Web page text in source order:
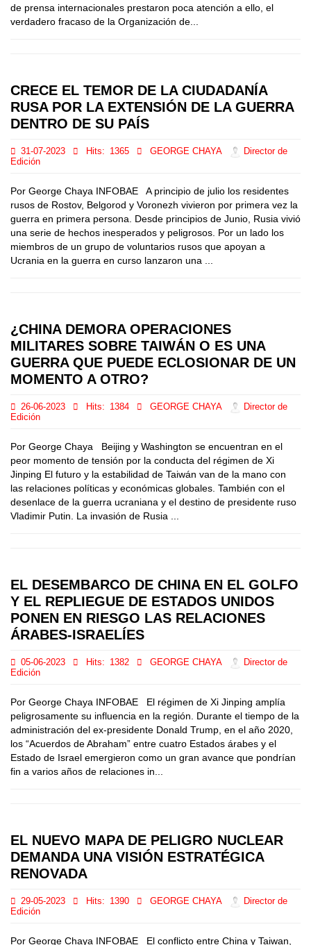
de prensa internacionales prestaron poca atención a ello, el
verdadero fracaso de la Organización de...
CRECE EL TEMOR DE LA CIUDADANÍA
RUSA POR LA EXTENSIÓN DE LA GUERRA
DENTRO DE SU PAÍS
31-07-2023 Hits: 1365 GEORGE CHAYA
Director de
Edición
Por George Chaya INFOBAE A principio de julio los residentes
rusos de Rostov, Belgorod y Voronezh vivieron por primera vez la
guerra en primera persona. Desde principios de Junio, Rusia vivió
una serie de hechos inesperados y peligrosos. Por un lado los
miembros de un grupo de voluntarios rusos que apoyan a
Ucrania en la guerra en curso lanzaron una ...
¿CHINA DEMORA OPERACIONES
MILITARES SOBRE TAIWÁN O ES UNA
GUERRA QUE PUEDE ECLOSIONAR DE UN
MOMENTO A OTRO?
26-06-2023 Hits: 1384 GEORGE CHAYA
Director de
Edición
Por George Chaya Beijing y Washington se encuentran en el
peor momento de tensión por la conducta del régimen de Xi
Jinping El futuro y la estabilidad de Taiwán van de la mano con
las relaciones políticas y económicas globales. También con el
desenlace de la guerra ucraniana y el destino de presidente ruso
Vladimir Putin. La invasión de Rusia ...
EL DESEMBARCO DE CHINA EN EL GOLFO
Y EL REPLIEGUE DE ESTADOS UNIDOS
PONEN EN RIESGO LAS RELACIONES
ÁRABES-ISRAELÍES
05-06-2023 Hits: 1382 GEORGE CHAYA
Director de
Edición
Por George Chaya INFOBAE El régimen de Xi Jinping amplía
peligrosamente su influencia en la región. Durante el tiempo de la
administración del ex-presidente Donald Trump, en el año 2020,
los “Acuerdos de Abraham” entre cuatro Estados árabes y el
Estado de Israel emergieron como un gran avance que pondrían
fin a varios años de relaciones in...
EL NUEVO MAPA DE PELIGRO NUCLEAR
DEMANDA UNA VISIÓN ESTRATÉGICA
RENOVADA
29-05-2023 Hits: 1390 GEORGE CHAYA
Director de
Edición
Por George Chaya INFOBAE El conflicto entre China y Taiwan,